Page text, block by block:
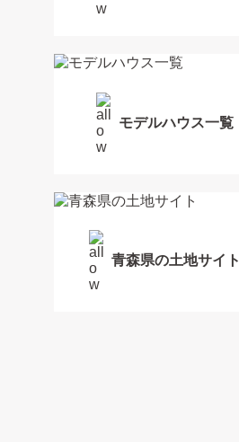
モデルハウス一覧
青森県の土地サイト